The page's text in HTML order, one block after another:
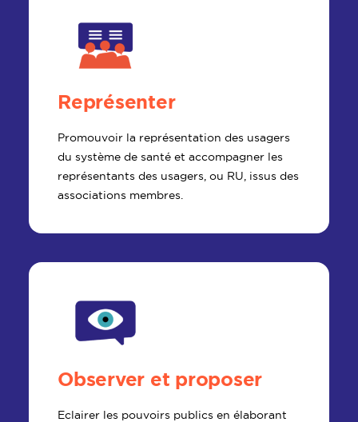
Représenter
Promouvoir la représentation des usagers
du système de santé et accompagner les
représentants des usagers, ou RU, issus des
associations membres.
Observer et proposer
Eclairer les pouvoirs publics en élaborant